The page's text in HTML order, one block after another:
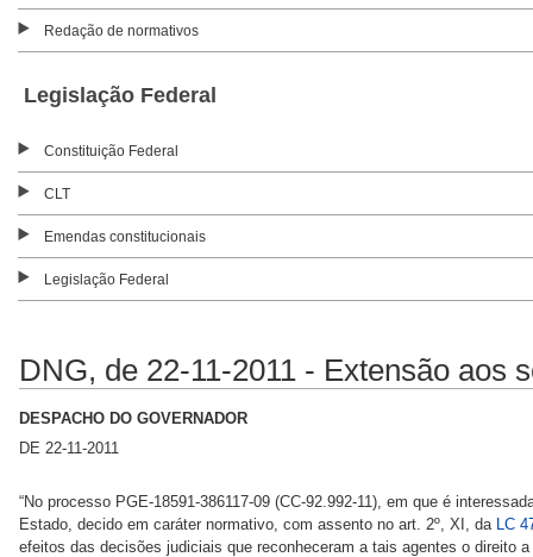
Redação de normativos
Legislação Federal
Constituição Federal
CLT
Emendas constitucionais
Legislação Federal
DNG, de 22-11-2011 - Extensão aos
DESPACHO DO GOVERNADOR
DE 22-11-2011
“No processo PGE-18591-386117-09 (CC-92.992-11), em que é
Estado, decido em caráter normativo, com assento no art. 2º, XI, da LC
efeitos das decisões judiciais que reconheceram a tais agentes o direito